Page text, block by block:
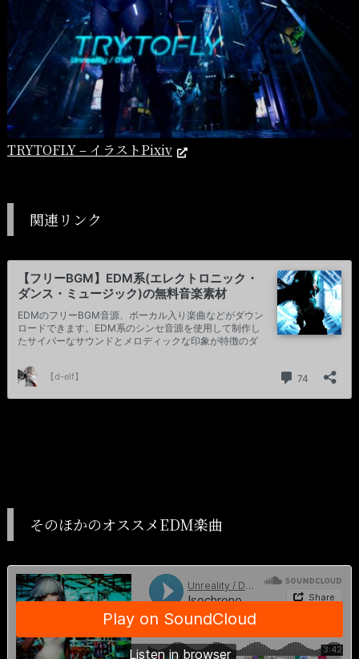
TRYTOFLY – イラストPixiv
関連リンク
そのほかのオススメEDM楽曲